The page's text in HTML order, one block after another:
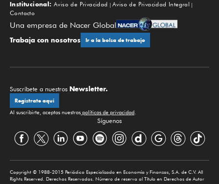
Institucional: Aviso de Privacidad
Aviso de Privacidad Integral
Contacto
Una empresa de Nacer Global
Trabaja con nosotros Ir a la bolsa de trabajo
Suscríbete a nuestros Newsletter.
Regístrate aquí
Al suscribirte, aceptas nuestras políticas de privacidad.
Síguenos
Copyright © 1988-2015 Periódico Especializado en Economía y Finanzas, S.A. de C.V. All
Rights Reserved. Derechos Reservados. Número de reserva al Título en Derechos de Autor